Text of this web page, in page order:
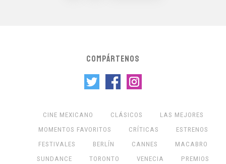
COMPÁRTENOS
CINE MEXICANO CLÁSICOS
LAS MEJORES
MOMENTOS FAVORITOS
CRÍTICAS
ESTRENOS
FESTIVALES
BERLÍN CANNES
MACABRO
SUNDANCE
TORONTO VENECIA PREMIOS